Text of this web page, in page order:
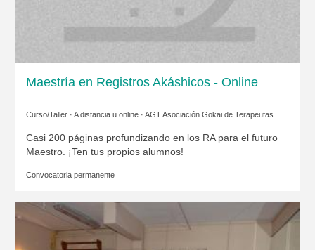
Maestría en Registros Akáshicos - Online
Curso/Taller · A distancia u online · AGT Asociación Gokai de Terapeutas
Casi 200 páginas profundizando en los RA para el futuro
Maestro. ¡Ten tus propios alumnos!
Convocatoria permanente